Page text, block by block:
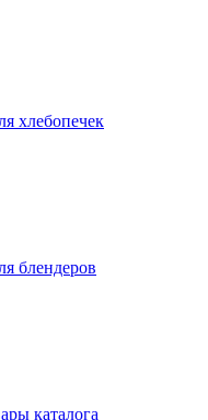
хлебопечек
блендеров
каталога